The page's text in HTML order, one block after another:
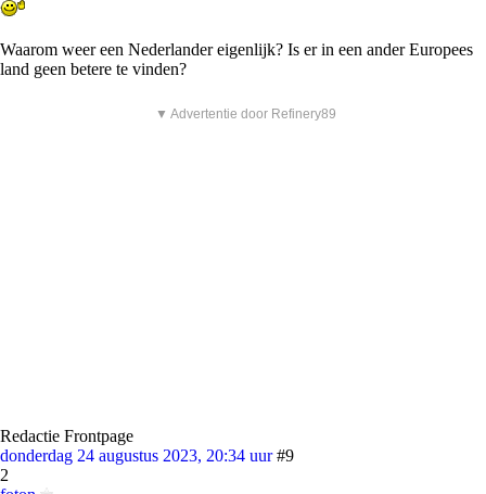
Waarom weer een Nederlander eigenlijk? Is er in een ander Europees
land geen betere te vinden?
▼ Advertentie door Refinery89
Redactie Frontpage
donderdag 24 augustus 2023, 20:34 uur #9
2